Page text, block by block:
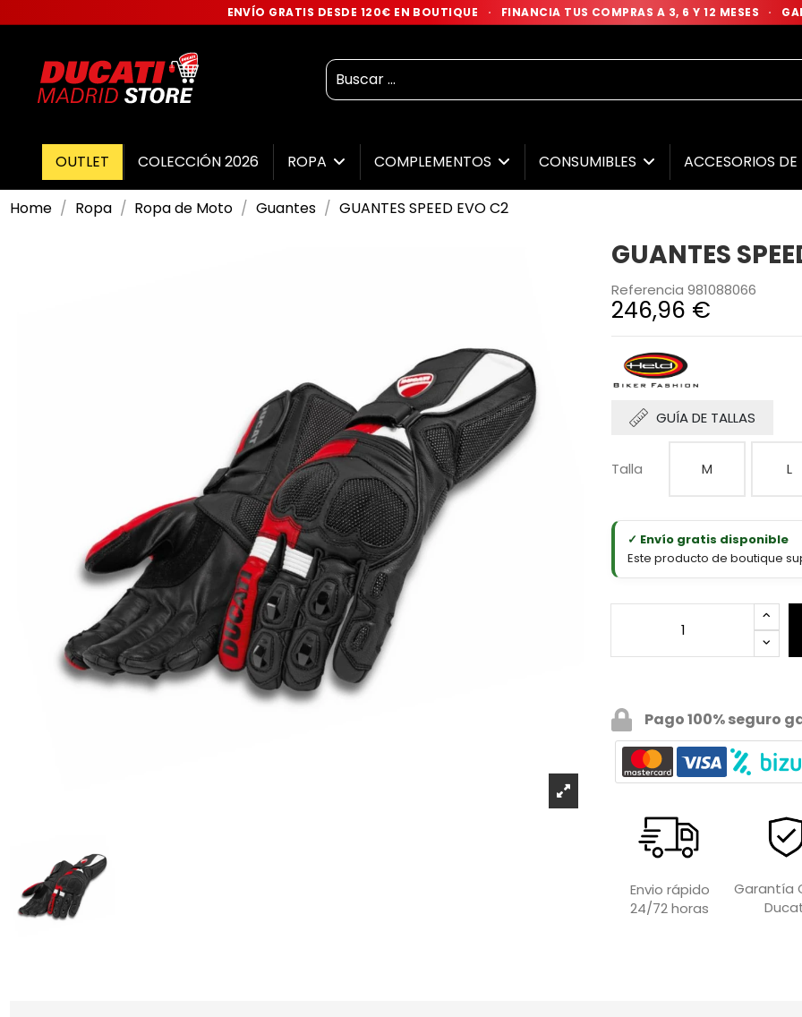
ENVÍO GRATIS DESDE 120€ EN BOUTIQUE · FINANCIA TUS COMPRAS A 3, 6 Y 12 MESES ·
OUTLET COLECCIÓN 2026 ROPA COMPLEMENTOS CONSUMIBLES ACCESORIOS
Home Ropa Ropa de Moto Guantes GUANTES SPEED EVO C2
GUANTES
Referencia 981088066
246,96 €
GUÍA DE TALLAS
Talla M L
✓ Envío gratis disponible
Este producto de boutique
Pago 100% seguro
Envio rápido
24/72 horas
Garantía